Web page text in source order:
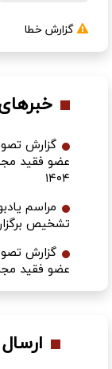
گزارش خطا
گزارش
۱۴۰۴
مراسم
تشخیص
گزارش
عضو فقید مجمع